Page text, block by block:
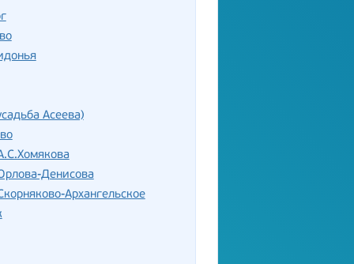
Асеева)
Денисова
Архангельское